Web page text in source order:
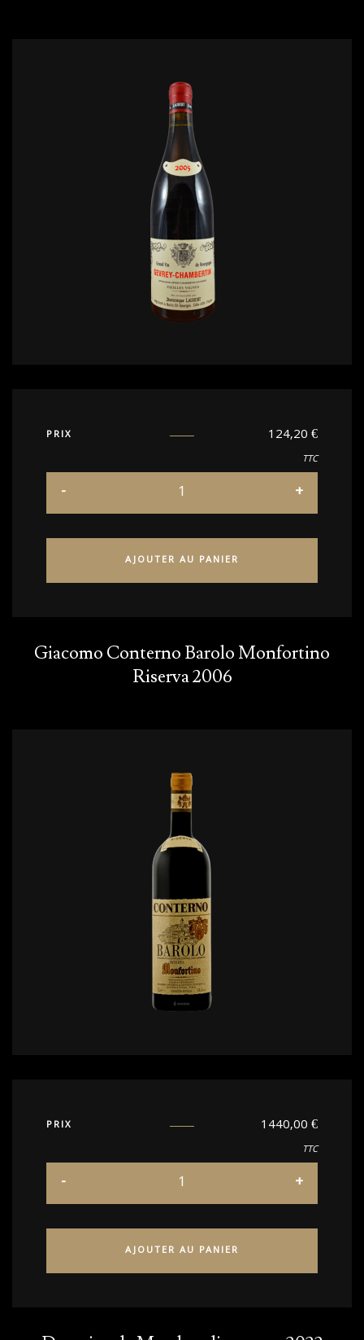
PRIX 124,20€
TTC
AJOUTER AU PANIER
Giacomo Conterno Barolo Monfortino
Riserva 2006
PRIX 1440,00€
TTC
AJOUTER AU PANIER